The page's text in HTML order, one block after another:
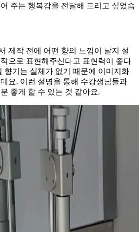
주는 행복감을 전달해 드리고 싶었습
제작 전에 어떤 향의 느낌이 날지 설
으로 표현해주신다고 표현력이 좋다
향기는 실체가 없기 때문에 이미지화
요. 이런 설명을 통해 수강생님들과
좋게 할 수 있는 것 같아요.